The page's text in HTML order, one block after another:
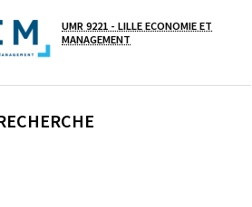
UMR 9221 - LILLE ECONOMIE ET
MANAGEMENT